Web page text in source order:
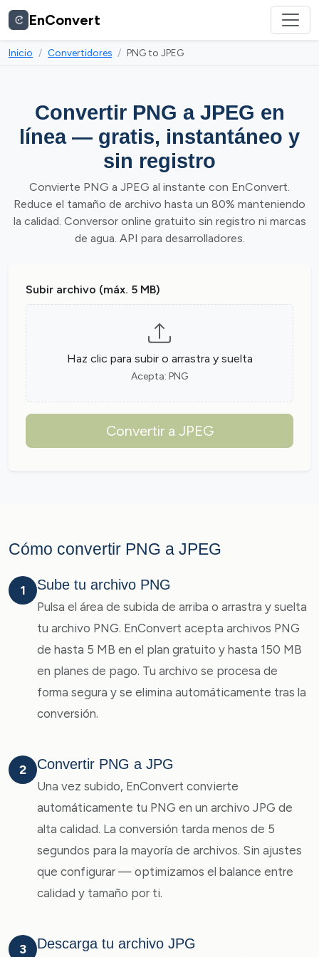
EnConvert
Inicio Convertidores PNG to JPEG
Convertir PNG a JPEG en
línea — gratis, instantáneo y
sin registro
Convierte PNG a JPEG al instante con EnConvert.
Reduce el tamaño de archivo hasta un 80% manteniendo
la calidad. Conversor online gratuito sin registro ni marcas
de agua. API para desarrolladores.
Subir archivo (máx. 5 MB)
Haz clic para subir o arrastra y suelta
Acepta: PNG
Convertir a JPEG
Cómo convertir PNG a JPEG
1 Sube tu archivo PNG
Pulsa el área de subida de arriba o arrastra y suelta
tu archivo PNG. EnConvert acepta archivos PNG
de hasta 5 MB en el plan gratuito y hasta 150 MB
en planes de pago. Tu archivo se procesa de
forma segura y se elimina automáticamente tras la
conversión.
2 Convertir PNG a JPG
Una vez subido, EnConvert convierte
automáticamente tu PNG en un archivo JPG de
alta calidad. La conversión tarda menos de 5
segundos para la mayoría de archivos. Sin ajustes
que configurar — optimizamos el balance entre
calidad y tamaño por ti.
3 Descarga tu archivo JPG